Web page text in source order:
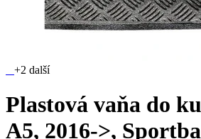
+2 další
Plastová vaňa do
A5, 2016->,